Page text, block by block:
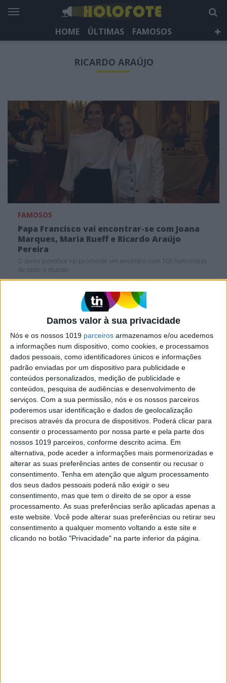
Damos valor à sua privacidade
Nós e os nossos 1019 parceiros armazenamos e/ou acedemos
a informações num dispositivo, como cookies, e processamos
dados pessoais, como identificadores únicos e informações
padrão enviadas por um dispositivo para publicidade e
conteúdos personalizados, medição de publicidade e
conteúdos, pesquisa de audiências e desenvolvimento de
serviços. Com a sua permissão, nós e os nossos parceiros
poderemos usar identificação e dados de geolocalização
precisos através da procura de dispositivos. Poderá clicar para
consentir o processamento por nossa parte e pela parte dos
nossos 1019 parceiros, conforme descrito acima. Em
alternativa, pode aceder a informações mais pormenorizadas e
alterar as suas preferências antes de consentir ou recusar o
consentimento. Tenha em atenção que algum processamento
dos seus dados pessoais poderá não exigir o seu
consentimento, mas que tem o direito de se opor a esse
processamento. As suas preferências serão aplicadas apenas a
este website. Você pode alterar suas preferências ou retirar seu
consentimento a qualquer momento voltando a este site e
clicando no botão "Privacidade" na parte inferior da página.
HOME ÚLTIMAS
FAMOSOS
HOLOFOTE TV
NEWSLETTER
RICARDO ARAÚJO
FAMOSOS
Papa Francisco vai encontrar-se com Joana
Marques, Maria Rueff e Ricardo Araújo
Pereira
O sumo pontífice vai promover um encontro com 105 humoristas
de todo o mundo
Tiago Henriques
Exclusivo: Catarina Miranda quer conhecer Joana
Marques após brincadeira no “Extremamente
SITES DO GRUPO TRUST IN NEWS
Visão Activa
Caras Caras Decoração
Exame Exame Informática
Jornal de Letras Visão Júnior
Visão Saúde Visão +